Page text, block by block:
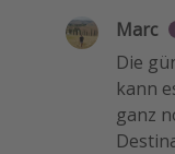
Marc
Die
kann
ganz